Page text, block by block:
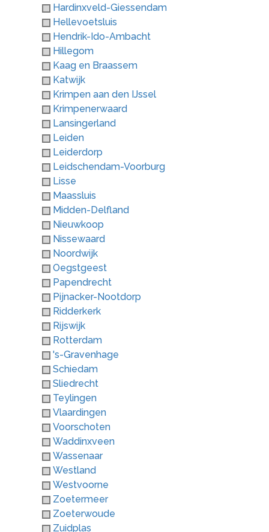
Hardinxveld-Giessendam
Hellevoetsluis
Hendrik-Ido-Ambacht
Hillegom
Kaag en Braassem
Katwijk
Krimpen aan den IJssel
Krimpenerwaard
Lansingerland
Leiden
Leiderdorp
Leidschendam-Voorburg
Lisse
Maassluis
Midden-Delfland
Nieuwkoop
Nissewaard
Noordwijk
Oegstgeest
Papendrecht
Pijnacker-Nootdorp
Ridderkerk
Rijswijk
Rotterdam
's-Gravenhage
Schiedam
Sliedrecht
Teylingen
Vlaardingen
Voorschoten
Waddinxveen
Wassenaar
Westland
Westvoorne
Zoetermeer
Zoeterwoude
Zuidplas